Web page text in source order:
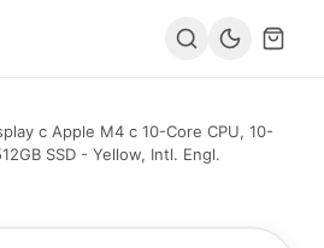
с Apple M4 с 10-Core CPU, 10-
SSD - Yellow, Intl. Engl.